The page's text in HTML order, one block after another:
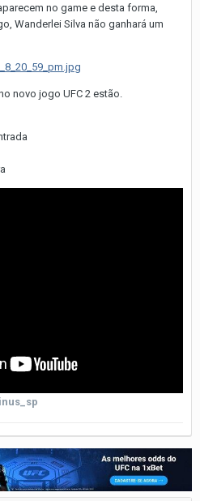
no game e desta forma,
Wanderlei Silva não ganhará um
novo jogo UFC 2 estão.